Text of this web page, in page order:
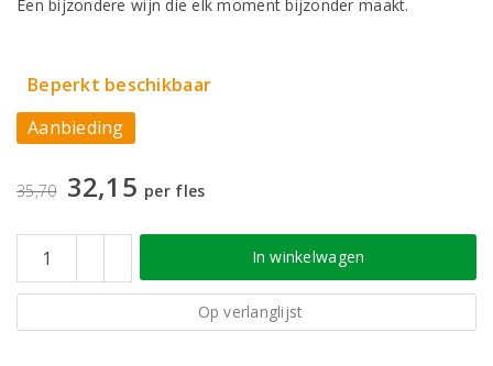
Een bijzondere wijn die elk moment bijzonder maakt.
Beperkt beschikbaar
Aanbieding
35,70 32,15 per fles
In winkelwagen
Op verlanglijst